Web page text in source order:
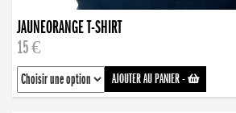
JAUNEORANGE T-SHIRT
15 €
AJOUTER AU PANIER-